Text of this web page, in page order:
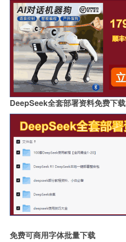
DeepSeek全套部署资料免费下载
免费可商用字体批量下载